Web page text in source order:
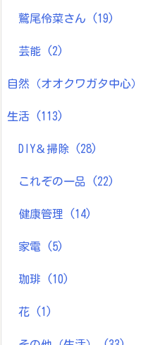
鷲尾伶菜さん (19)
芸能 (2)
自然（オオクワガタ中心）
生活 (113)
DIY＆掃除 (28)
これぞの一品 (22)
健康管理 (14)
家電 (5)
珈琲 (10)
花 (1)